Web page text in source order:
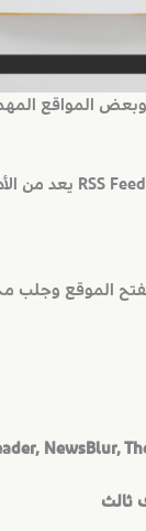
المواقع
الموقع وجلب
ثالث